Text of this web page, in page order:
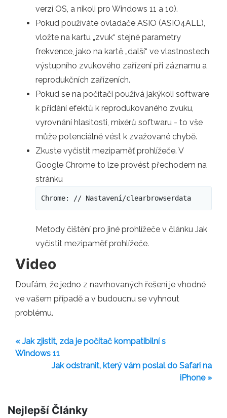
verzí OS, a nikoli pro Windows 11 a 10).
Pokud používáte ovladače ASIO (ASIO4ALL),
vložte na kartu „zvuk“ stejné parametry
frekvence, jako na kartě „další“ ve vlastnostech
výstupního zvukového zařízení při záznamu a
reprodukčních zařízeních.
Pokud se na počítači používá jakýkoli software
k přidání efektů k reprodukovaného zvuku,
vyrovnání hlasitosti, mixérů softwaru - to vše
může potenciálně vést k zvažované chybě.
Zkuste vyčistit mezipaměť prohlížeče. V
Google Chrome to lze provést přechodem na
stránku
Chrome: // Nastavení/clearbrowserdata
Metody čištění pro jiné prohlížeče v článku Jak
vyčistit mezipaměť prohlížeče.
Video
Doufám, že jedno z navrhovaných řešení je vhodné
ve vašem případě a v budoucnu se vyhnout
problému.
« Jak zjistit, zda je počítač kompatibilní s
Windows 11
Jak odstranit, který vám poslal do Safari na
iPhone »
Nejlepší Články